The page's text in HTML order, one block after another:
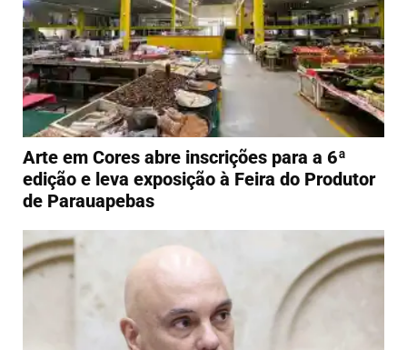
Arte em Cores abre inscrições para a 6ª
edição e leva exposição à Feira do Produtor
de Parauapebas